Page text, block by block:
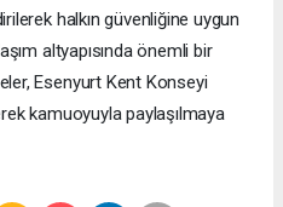
halkın güvenliğine uygun
altyapısında önemli bir
Esenyurt Kent Konseyi
kamuoyuyla paylaşılmaya